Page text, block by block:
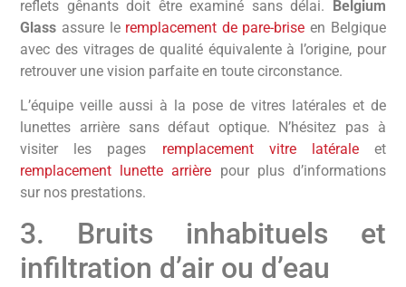
reflets gênants doit être examiné sans délai. Belgium
Glass assure le remplacement de pare-brise en Belgique
avec des vitrages de qualité équivalente à l’origine, pour
retrouver une vision parfaite en toute circonstance.
L’équipe veille aussi à la pose de vitres latérales et de
lunettes arrière sans défaut optique. N’hésitez pas à
visiter les pages remplacement vitre latéraleet
remplacement lunette arrière pour plus d’informations
sur nos prestations.
3. Bruits inhabituels et
infiltration d’air ou d’eau